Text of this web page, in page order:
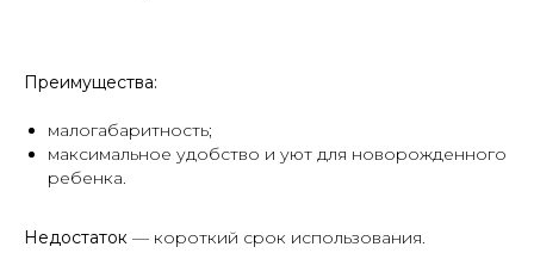
Преимущества:
малогабаритность;
максимальное удобство и уют для новорожденного
ребенка.
Недостаток — короткий срок использования.